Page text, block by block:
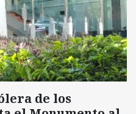
de los